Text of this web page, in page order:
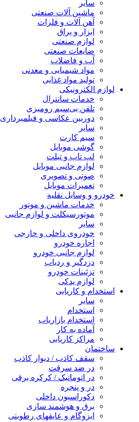
سایر
ماشین آلات صنعتی
آهن آلات و فلزات
ابزار و یراق
لوازم صنعتی
ضایعات صنعتی
آب و فاضلاب
مواد شیمیایی و معدنی
تولید مواد غذایی
لوازم الکترونیکی
خدمات سانترال
تلفن بی‌سیم رومیزی
دوربین عکاسی و فیلمبرداری
سایر
سیم کارت
گوشی موبایل
لپ تاپ و تبلت
لوازم جانبی موبایل
صوتی و تصویری
تعمیرات موبایل
خودرو و وسایل نقلیه
خدمات ماشین و موتور
موتورسیکلت و لوازم جانبی
سایر
خودروی داخلی و خارجی
اجاره خودرو
لوازم جانبی خودرو
دزدگیر و ردیاب
تزئینات خودرو
لوازم یدکی
استخدام و کاریابی
سایر
استخدام
استخدام بازاریاب
آماده به کار
مراکز کاریابی
ساختمان
سقف کاذب / دیوار کاذب
در ضد سرقت
در اتوماتیک / کرکره برقی
در و پنجره
دکوراسیون داخلی
برق و هوشمند سازی
ایزوگام و عایقهای رطوبتی